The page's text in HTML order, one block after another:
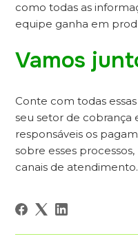
como todas as
equipe ganha em
Vamos
Conte com todas
seu setor de cobrança
responsáveis os
sobre esses
canais de atendimento.